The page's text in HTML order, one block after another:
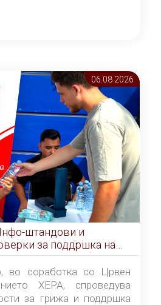
06.08 2026
штандови и
за поддршка на
на топлотен бран
во соработка со Црвен
ХЕРА, спроведува
за грижа и поддршка